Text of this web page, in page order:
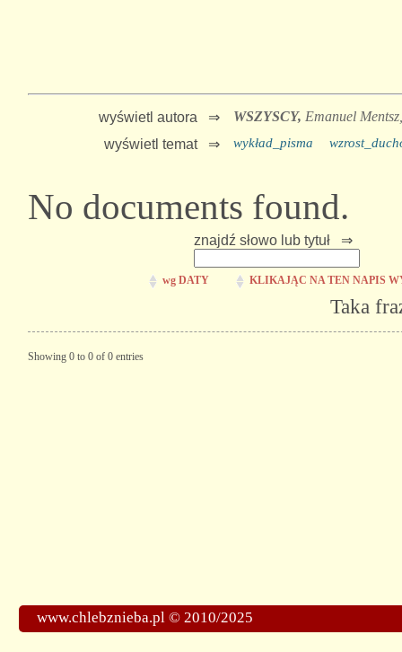
wyświetl autora ⇒ WSZYSCY, Emanuel
wyświetl temat ⇒
wykład_pisma
No documents found.
znajdź słowo lub tytuł ⇒
wg DATY KLIKAJĄC NA TEN NAPIS
Taka
Showing 0 to 0 of 0 entries
www.chlebznieba.pl © 2010/2025